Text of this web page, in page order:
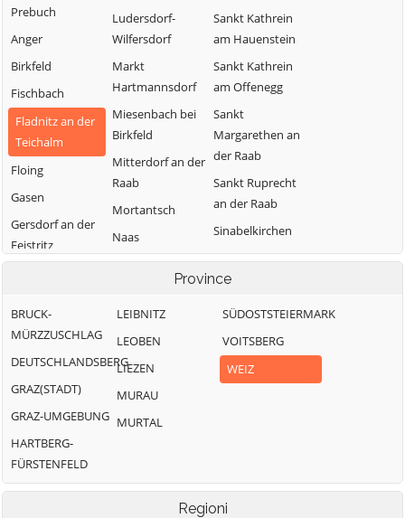
Prebuch
Anger
Birkfeld
Fischbach
Fladnitz an der
Teichalm
Floing
Gasen
Gersdorf an der
Feistritz
Stenzengreith
der Raab
Ludersdorf-
Wilfersdorf
Markt
Hartmannsdorf
Miesenbach bei
Birkfeld
Mitterdorf an der
Raab
Mortantsch
Naas
Passail
Kulm
Puch bei Weiz
Ratten
Sankt Kathrein
am Hauenstein
Sankt Kathrein
am Offenegg
Sankt
Margarethen an
der Raab
Sankt Ruprecht
an der Raab
Sinabelkirchen
Strallegg
Thannhausen
Weiz
Province
BRUCK-
MÜRZZUSCHLAG
DEUTSCHLANDSBERG
GRAZ(STADT)
GRAZ-UMGEBUNG
HARTBERG-
FÜRSTENFELD
LEIBNITZ
LEOBEN
LIEZEN
MURAU
MURTAL
SÜDOSTSTEIERMARK
VOITSBERG
WEIZ
Regioni